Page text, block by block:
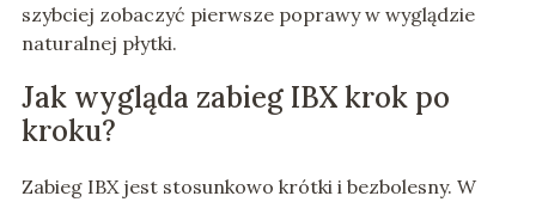
szybciej zobaczyć pierwsze poprawy w wyglądzie
naturalnej płytki.
Jak wygląda zabieg IBX krok po
kroku?
Zabieg IBX jest stosunkowo krótki i bezbolesny. W